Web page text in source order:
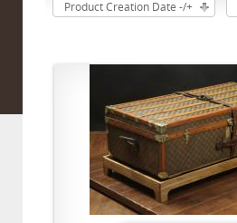
Product Creation Date -/+